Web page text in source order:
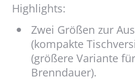
Highlights:
Zwei Größen zur
(kompakte
(größere Variante
Brenndauer).